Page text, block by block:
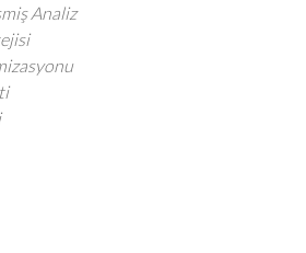
Analiz